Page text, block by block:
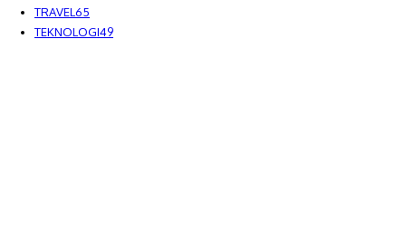
TRAVEL 65
TEKNOLOGI49